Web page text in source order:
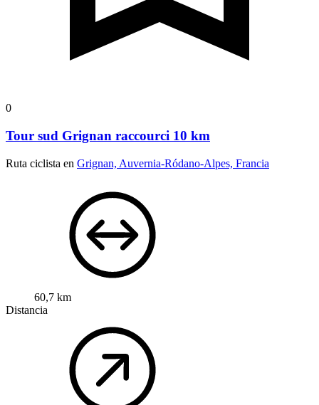
0
Tour sud Grignan raccourci 10 km
Ruta ciclista en Grignan, Auvernia-Ródano-Alpes, Francia
60,7 km
Distancia